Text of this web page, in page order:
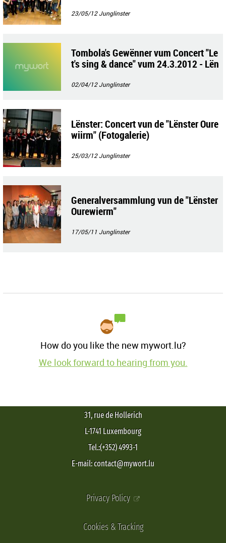
23/05/12Junglinster
Tombola's Gewënner vum Concert "Le
t's sing & dance" vum 24.3.2012 - Lën
02/04/12Junglinster
Lënster: Concert vun de "Lënster Oure
wiirm" (Fotogalerie)
25/03/12Junglinster
Generalversammlung vun de "Lënster
Ourewierm"
17/05/11 Junglinster
How do you like the new mywort.lu?
We look forward to hearing from you.
31, rue de Hollerich
L-1741 Luxembourg
Tel.:(+352) 4993-1
E-mail: contact@mywort.lu
Privacy Policy
Cookies & Tracking